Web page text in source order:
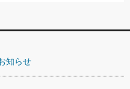
知らせ